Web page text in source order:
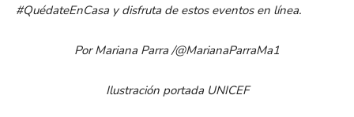
#QuédateEnCasa y disfruta de estos eventos en línea.
Por Mariana Parra /@MarianaParraMa1
Ilustración portada UNICEF